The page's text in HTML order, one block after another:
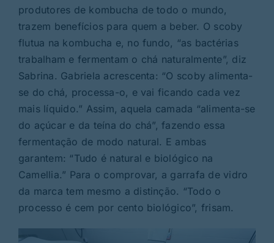
produtores de kombucha de todo o mundo,
trazem benefícios para quem a beber. O scoby
flutua na kombucha e, no fundo, “as bactérias
trabalham e fermentam o chá naturalmente”, diz
Sabrina. Gabriela acrescenta: “O scoby alimenta-
se do chá, processa-o, e vai ficando cada vez
mais líquido.” Assim, aquela camada “alimenta-se
do açúcar e da teína do chá”, fazendo essa
fermentação de modo natural. E ambas
garantem: “Tudo é natural e biológico na
Camellia.” Para o comprovar, a garrafa de vidro
da marca tem mesmo a distinção. “Todo o
processo é cem por cento biológico”, frisam.